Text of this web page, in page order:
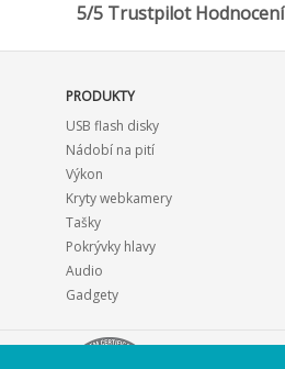
5/5 Trustpilot Hodnocení
PRODUKTY
USB flash disky
Nádobí na pití
Výkon
Kryty webkamery
Tašky
Pokrývky hlavy
Audio
Gadgety